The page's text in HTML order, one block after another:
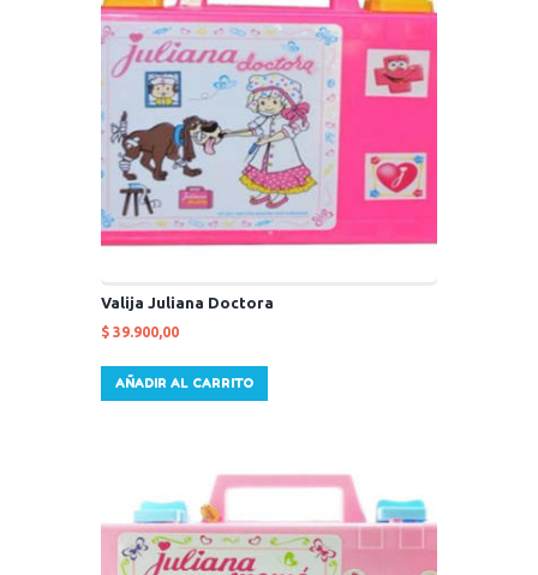
Valija Juliana Doctora
$ 39.900,00
AÑADIR AL CARRITO